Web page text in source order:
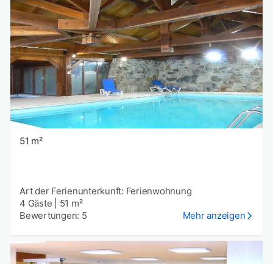
51 m²
Art der Ferienunterkunft: Ferienwohnung
4 Gäste
51 m²
Bewertungen: 5
Mehr anzeigen